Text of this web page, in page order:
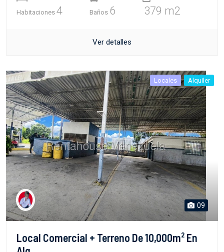
Habitaciones 4 Baños 6 379 m2
Ver detalles
Locales Alquiler
09
Local Comercial + Terreno De 10,000m² En